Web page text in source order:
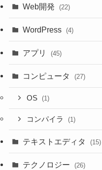
Web開発 (22)
WordPress (4)
アプリ (45)
コンピュータ (27)
OS (1)
コンパイラ (1)
テキストエディタ (15)
テクノロジー (26)